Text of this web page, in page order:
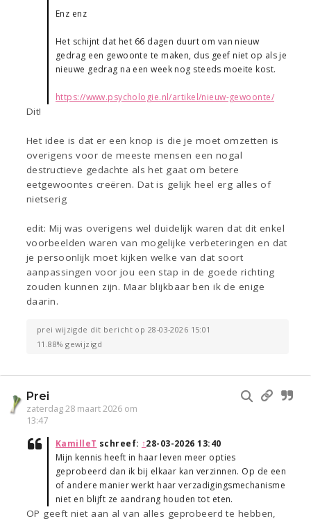
Enz enz
Het schijnt dat het 66 dagen duurt om van nieuw
gedrag een gewoonte te maken, dus geef niet op als je
nieuwe gedrag na een week nog steeds moeite kost.
https://www.psychologie.nl/artikel/nieuw-gewoonte/
Dit!
Het idee is dat er een knop is die je moet omzetten is
overigens voor de meeste mensen een nogal
destructieve gedachte als het gaat om betere
eetgewoontes creëren. Dat is gelijk heel erg alles of
nietserig
edit: Mij was overigens wel duidelijk waren dat dit enkel
voorbeelden waren van mogelijke verbeteringen en dat
je persoonlijk moet kijken welke van dat soort
aanpassingen voor jou een stap in de goede richting
zouden kunnen zijn. Maar blijkbaar ben ik de enige
daarin.
prei wijzigde dit bericht op 28-03-2026 15:01
11.88% gewijzigd
Prei
zaterdag 28 maart 2026 om
13:47
KamilleT schreef: ↑28-03-2026 13:40
Mijn kennis heeft in haar leven meer opties
geprobeerd dan ik bij elkaar kan verzinnen. Op de een
of andere manier werkt haar verzadigingsmechanisme
niet en blijft ze aandrang houden tot eten.
OP geeft niet aan al van alles geprobeerd te hebben,